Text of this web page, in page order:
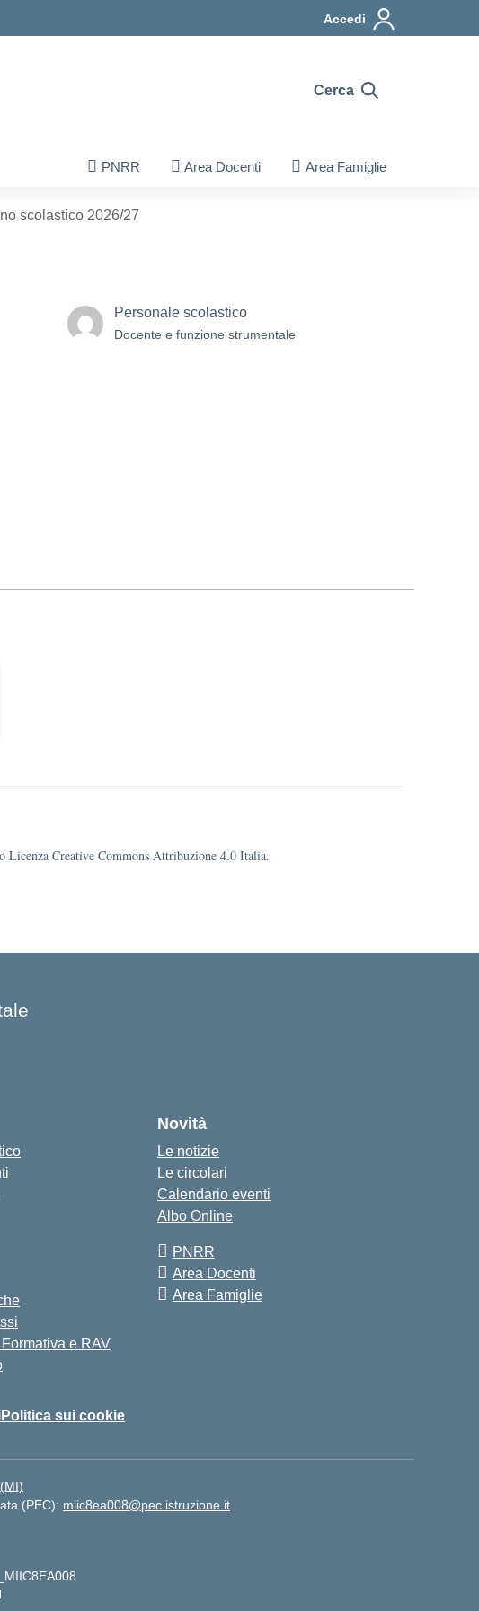
Accedi
Cerca
PNRR Area Docenti Area Famiglie
scolastico 2026/27
Personale scolastico
Docente e funzione strumentale
Licenza Creative Commons Attribuzione 4.0 Italia.
e RAV
Novità
Le notizie
Le circolari
Calendario eventi
Albo Online
PNRR
Area Docenti
Area Famiglie
Politica sui cookie
(PEC): miic8ea008@pec.istruzione.it